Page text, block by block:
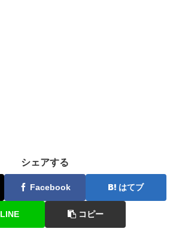
シェアする
Facebook はてブ
LINE コピー